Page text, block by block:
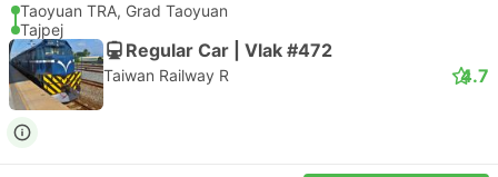
Taoyuan TRA, Grad Taoyuan
Tajpej
Regular Car | Vlak #472
Taiwan Railway R 4.7